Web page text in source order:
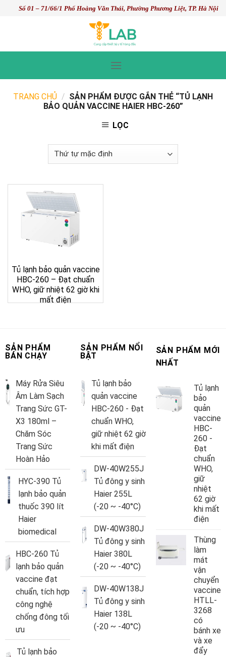
Số 01 – 71/66/1 Phố Hoàng Văn Thái, Phường Phương Liệt, TP. Hà Nội
TRANG CHỦ / SẢN PHẨM ĐƯỢC GẮN THẺ “TỦ LẠNH
BẢO QUẢN VACCINE HAIER HBC-260”
LỌC
Tủ lạnh bảo quản vaccine
HBC-260 – Đạt chuẩn
WHO, giữ nhiệt 62 giờ khi
mất điện
SẢN PHẨM
BÁN CHẠY
Máy Rửa Siêu
Âm Làm Sạch
Trang Sức GT-
X3 180ml –
Chăm Sóc
Trang Sức
Hoàn Hảo
HYC-390 Tủ
lạnh bảo quản
thuốc 390 lít
Haier
biomedical
HBC-260 Tủ
lạnh bảo quản
vaccine đạt
chuẩn, tích hợp
công nghệ
chống đông tối
ưu
Tủ lạnh bảo
SẢN PHẨM NỔI
BẬT
Tủ lạnh bảo
quản vaccine
HBC-260 - Đạt
chuẩn WHO,
giữ nhiệt 62 giờ
khi mất điện
DW-40W255J
Tủ đông y sinh
Haier 255L
(-20 ~ -40°C)
DW-40W380J
Tủ đông y sinh
Haier 380L
(-20 ~ -40°C)
DW-40W138J
Tủ đông y sinh
Haier 138L
(-20 ~ -40°C)
SẢN PHẨM MỚI
NHẤT
Tủ lạnh
bảo
quản
vaccine
HBC-
260 -
Đạt
chuẩn
WHO,
giữ
nhiệt
62 giờ
khi mất
điện
Thùng
làm
mát
vận
chuyển
vaccine
HTLL-
3268
có
bánh xe
và xe
đẩy